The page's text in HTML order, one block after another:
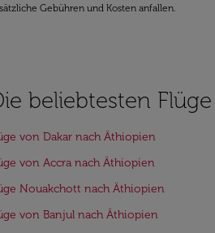
Gebühren und Kosten anfallen.
beliebtesten
von Dakar nach Äthiopien
von Accra nach Äthiopien
Nouakchott nach Äthiopien
von Banjul nach Äthiopien